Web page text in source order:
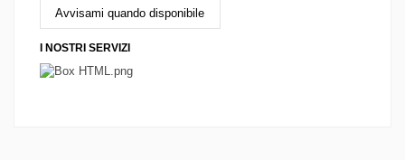
I NOSTRI SERVIZI